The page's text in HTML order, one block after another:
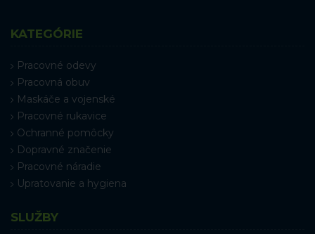
KATEGÓRIE
Pracovné odevy
Pracovná obuv
Maskáče a vojenské
Pracovné rukavice
Ochranné pomôcky
Dopravné značenie
Pracovné náradie
Upratovanie a hygiena
SLUŽBY